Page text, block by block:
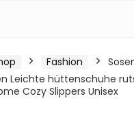
Fashion
Leichte hüttenschuhe
Cozy Slippers Unisex